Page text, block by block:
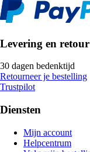
Levering en retour
30 dagen bedenktijd
Retourneer je bestelling
Trustpilot
Diensten
Mijn account
Helpcentrum